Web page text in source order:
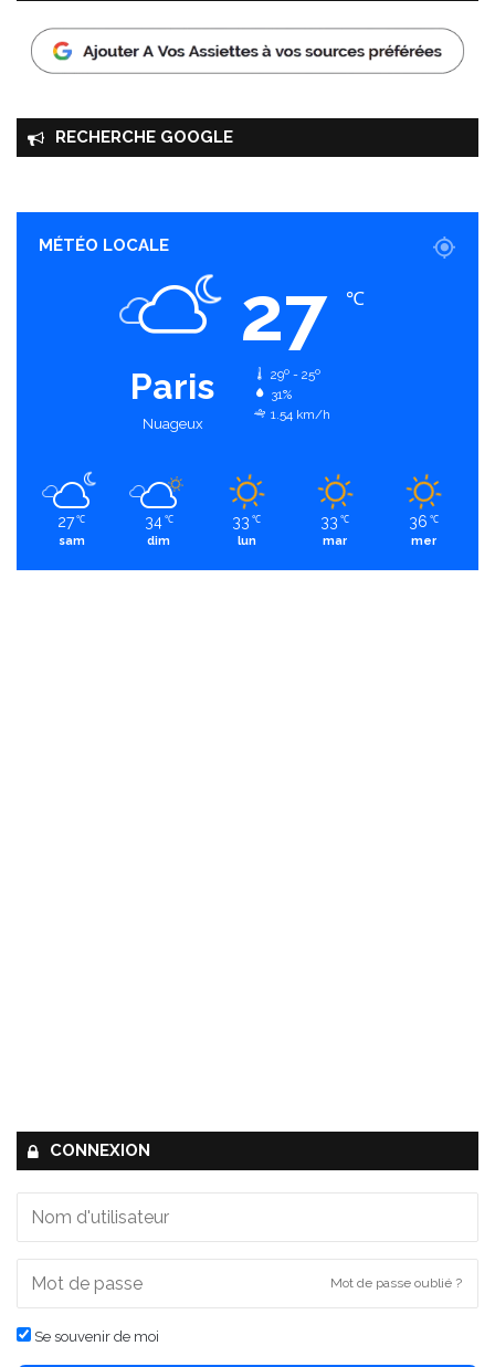
RECHERCHE GOOGLE
MÉTÉO LOCALE
Paris
Nuageux
27 ℃
29º - 25º
31%
1.54 km/h
27 ℃
sam
34 ℃
dim
33 ℃
lun
33 ℃
mar
36 ℃
mer
CONNEXION
Mot de passe oublié ?
Se souvenir de moi